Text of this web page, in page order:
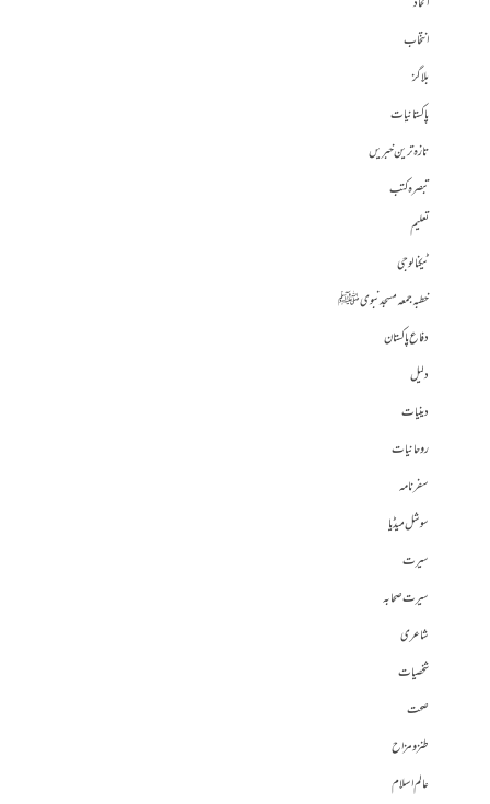
انتخاب
بلاگز
پاکستانیات
تازہ ترین خبریں
تبصرہ کتب
تعلیم
ٹیکنالوجی
خطبہ جمعہ مسجد نبوی ﷺ
دفاع پاکستان
دلیل
دینیات
روحانیات
سفرنامہ
سوشل میڈیا
سیرت
سیرت صحابہ
شاعری
شخصیات
صحت
طنز و مزاح
عالم اسلام